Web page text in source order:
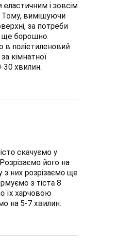
і зовсім
Тому, вимішуючи
за потреби
ще борошно.
в поліетиленовий
кімнатної
30 хвилин.
скачуємо у
його на
з них розрізаємо ще
з тіста 8
їх харчовою
на 5-7 хвилин.